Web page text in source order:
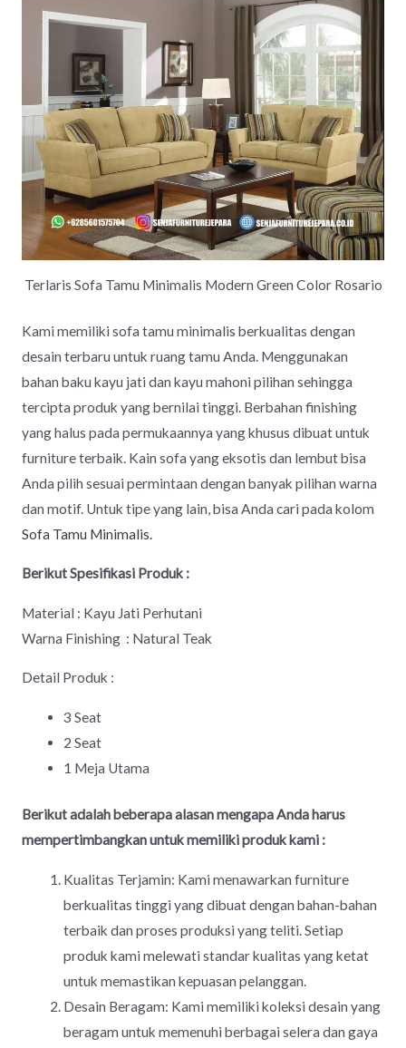
Terlaris Sofa Tamu Minimalis Modern Green Color Rosario
Kami memiliki sofa tamu minimalis berkualitas dengan
desain terbaru untuk ruang tamu Anda. Menggunakan
bahan baku kayu jati dan kayu mahoni pilihan sehingga
tercipta produk yang bernilai tinggi. Berbahan finishing
yang halus pada permukaannya yang khusus dibuat untuk
furniture terbaik. Kain sofa yang eksotis dan lembut bisa
Anda pilih sesuai permintaan dengan banyak pilihan warna
dan motif. Untuk tipe yang lain, bisa Anda cari pada kolom
Sofa Tamu Minimalis.
Berikut Spesifikasi Produk :
Material : Kayu Jati Perhutani
Warna Finishing : Natural Teak
Detail Produk :
3 Seat
2 Seat
1 Meja Utama
Berikut adalah beberapa alasan mengapa Anda harus
mempertimbangkan untuk memiliki produk kami :
Kualitas Terjamin: Kami menawarkan furniture
berkualitas tinggi yang dibuat dengan bahan-bahan
terbaik dan proses produksi yang teliti. Setiap
produk kami melewati standar kualitas yang ketat
untuk memastikan kepuasan pelanggan.
Desain Beragam: Kami memiliki koleksi desain yang
beragam untuk memenuhi berbagai selera dan gaya